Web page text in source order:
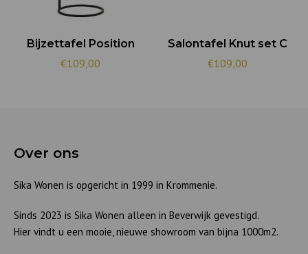
Bijzettafel Position
€109,00
Salontafel Knut set C
€109,00
Over ons
Sika Wonen is opgericht in 1999 in Krommenie.
Sinds 2023 is Sika Wonen alleen in Beverwijk gevestigd.
Hier vindt u een mooie, nieuwe showroom van bijna 1000m2.